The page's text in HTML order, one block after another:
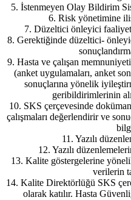
5. İstenmeyen Olay Bildirim
6. Risk yönetimine
7. Düzeltici önleyici
8. Gerektiğinde düzeltici-
9. Hasta ve çalışan
(anket uygulamaları, anket
sonuçlarına yönelik
geribildirimlerinin
10. SKS çerçevesinde
çalışmaları değerlendirir ve
11. Yazılı
12. Yazılı
13. Kalite göstergelerine
verilerin
14. Kalite Direktörlüğü SKS
olarak katılır. Hasta